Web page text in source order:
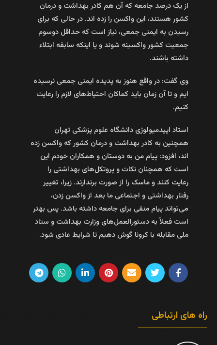
از یک درصد جامعه که آن هم کادر بهداشت و درمان
کشور هستند، این واکسن را زده اند. در حالی که برای
رسیدن به ایمنی جمعی، نیاز است که حداقل دوسوم
جمعیت کشور واکسینه شوند و یا اینکه سابقه ابتلاء
داشته باشند.
وی گفت: در واقع هنوز به پدیده ایمنی جمعی نرسیده
ایم و تا آن زمان باید کماکان احتیاط‌های لازم را رعایت
کنیم.
استاد اپیدمیولوژی دانشگاه علوم پزشکی تهران
همچنین به کادر بهداشت و درمان کشور که واکسن زده
اند، افزود: پیام من به دوستان و همکاران خودم این
است که همچنان نکات و پروتکل‌های بهداشتی را
رعایت کنند و ماسک را از صورت برندارند. زیرا، تغییر
رفتار بهداشتی و اجتماعی ما بعد از واکسن زدن،
می‌تواند پیام منفی برای جامعه داشته باشد. پس بهتر
است فعلاً به دستورالعمل‌های وزارت بهداشت و ستاد
ملی مقابله با کرونا گوش دهیم تا شرایط عادی شود.
راه های ارتباطی